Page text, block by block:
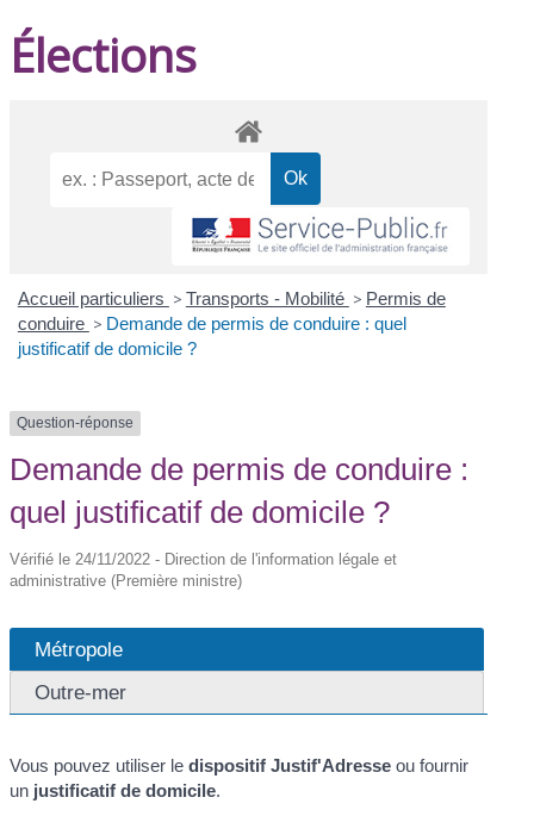
Élections
Accueil particuliers > Transports - Mobilité > Permis de
conduire > Demande de permis de conduire : quel
justificatif de domicile ?
Question-réponse
Demande de permis de conduire :
quel justificatif de domicile ?
Vérifié le 24/11/2022 - Direction de l'information légale et
administrative (Première ministre)
Métropole
Outre-mer
Vous pouvez utiliser ledispositif Justif'Adresse ou fournir
un justificatif de domicile.